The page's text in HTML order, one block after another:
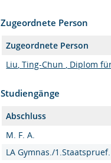
Zugeordnete Person
Zugeordnete Person
Liu, Ting-Chun , Diplom
Studiengänge
Abschluss
M. F. A.
LA Gymnas./1.Staatspruef.